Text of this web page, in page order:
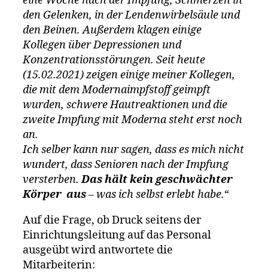
den Gelenken, in der Lendenwirbelsäule und
den Beinen. Außerdem klagen einige
Kollegen über Depressionen und
Konzentrationsstörungen. Seit heute
(15.02.2021) zeigen einige meiner Kollegen,
die mit dem Modernaimpfstoff geimpft
wurden, schwere Hautreaktionen und die
zweite Impfung mit Moderna steht erst noch
an.
Ich selber kann nur sagen, dass es mich nicht
wundert, dass Senioren nach der Impfung
versterben.Das hält kein geschwächter
Körper aus– was ich selbst erlebt habe.“
Auf die Frage, ob Druck seitens der
Einrichtungsleitung auf das Personal
ausgeübt wird antwortete die
Mitarbeiterin: